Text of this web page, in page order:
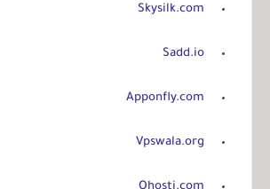
Skysilk.com
Sadd.io
Apponfly.com
Vpswala.org